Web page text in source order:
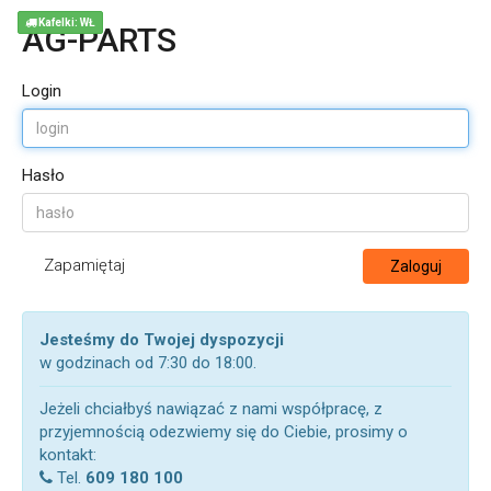
AG-PARTS
Login
Hasło
Zapamiętaj Zaloguj
Jesteśmy do Twojej dyspozycji
w godzinach od 7:30 do 18:00.
Jeżeli chciałbyś nawiązać z nami współpracę, z
przyjemnością odezwiemy się do Ciebie, prosimy o
kontakt:
Tel. 609 180 100
Kafelki: WŁ